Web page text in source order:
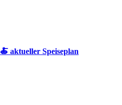
🍝 aktueller Speiseplan